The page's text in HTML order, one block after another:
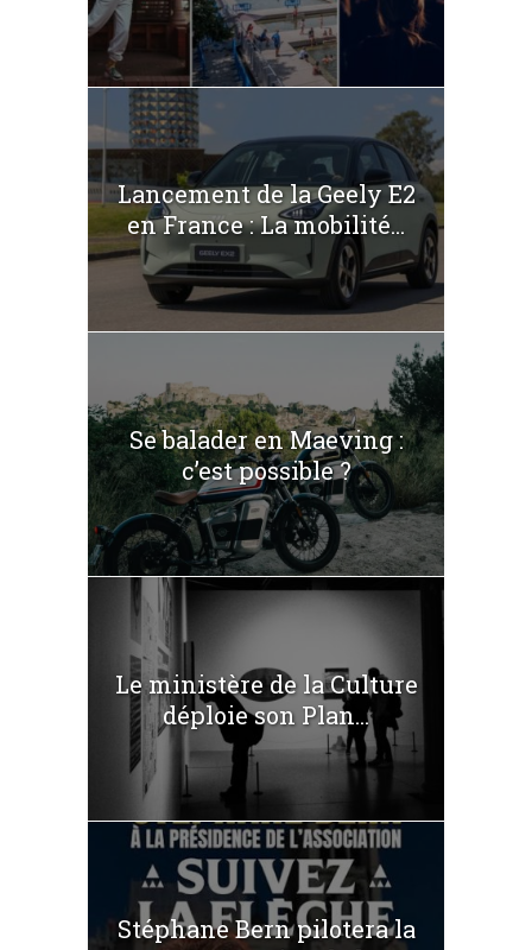
Lancement de la Geely E2
en France : La mobilité...
Se balader en Maeving :
c’est possible ?
Le ministère de la Culture
déploie son Plan...
Stéphane Bern pilotera la